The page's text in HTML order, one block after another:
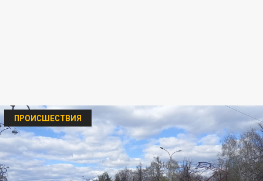
ПРОИСШЕСТВИЯ